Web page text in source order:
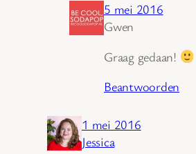
5 mei 2016
Gwen
Graag gedaan!
Beantwoorden
1 mei 2016
Jessica